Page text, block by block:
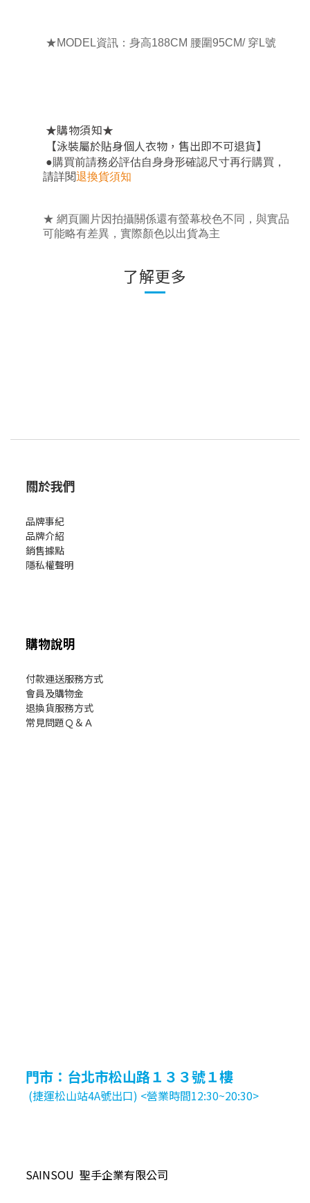
★MODEL資訊： 身高188CM 腰圍95CM/ 穿L號
★購物須知★
【泳裝屬於貼身個人衣物，售出即不可退貨】
●購買前請務必評估自身身形確認尺寸再行購買 ，
請詳閱退換貨須知
★ 網頁圖片因拍攝關係還有螢幕校色不同，與實品
可能略有差異，實際顏色以出貨為主
了解更多
關於我們
品牌事紀
品牌介紹
銷售據點
隱私權聲明
購物說明
付款運送服務方式
會員及購物金
退換貨服務方式
常見問題Ｑ＆Ａ
門市：台北市松山路１３３號１樓
(捷運松山站4A號出口) <營業時間12:30~20:30>
SAINSOU 聖手企業有限公司